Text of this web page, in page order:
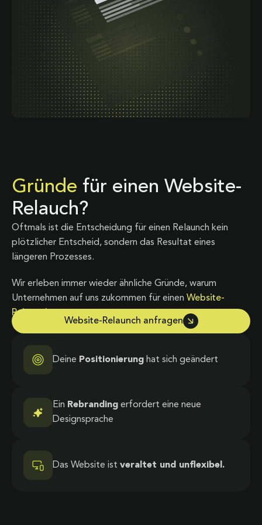
Gründe für einen Website-
Relauch?
Oftmals ist die Entscheidung für einen Relaunch kein
plötzlicher Entscheid, sondern das Resultat eines
längeren Prozesses.
Wir erleben immer wieder ähnliche Gründe, warum
Unternehmen auf uns zukommen für einen Website-
Relaunch
Website-Relaunch anfragen
Deine Positionierung hat sich geändert
Ein Rebranding erfordert eine neue
Designsprache
Das Website ist veraltet und unflexibel.